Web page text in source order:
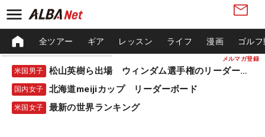
メルマガ登録
全ツアー ギア レッスン ライフ 漫画 ゴル
米国男子 松山英樹ら出場 ウィンダム選手権のリーダーボード
国内女子 北海道meijiカップ リーダーボード
米国女子 最新の世界ランキング